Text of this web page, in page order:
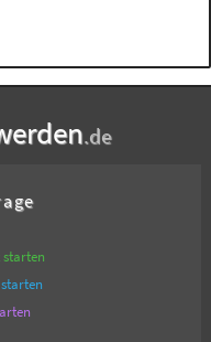
.de
starten